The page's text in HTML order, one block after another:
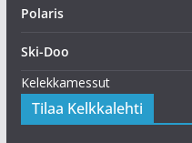
Polaris
Ski-Doo
Kelekkamessut
Tilaa Kelkkalehti